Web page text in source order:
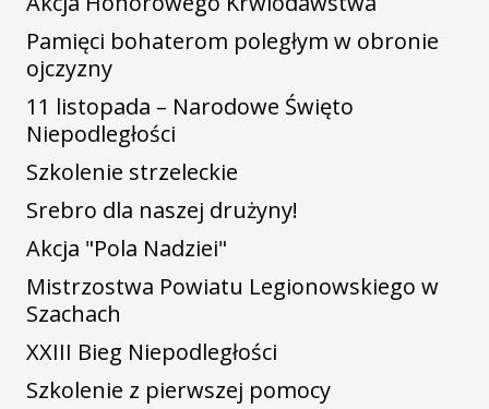
Pamięci bohaterom poległym w obronie
ojczyzny
11 listopada – Narodowe Święto
Niepodległości
Szkolenie strzeleckie
Srebro dla naszej drużyny!
Akcja "Pola Nadziei"
Mistrzostwa Powiatu Legionowskiego w
Szachach
XXIII Bieg Niepodległości
Szkolenie z pierwszej pomocy